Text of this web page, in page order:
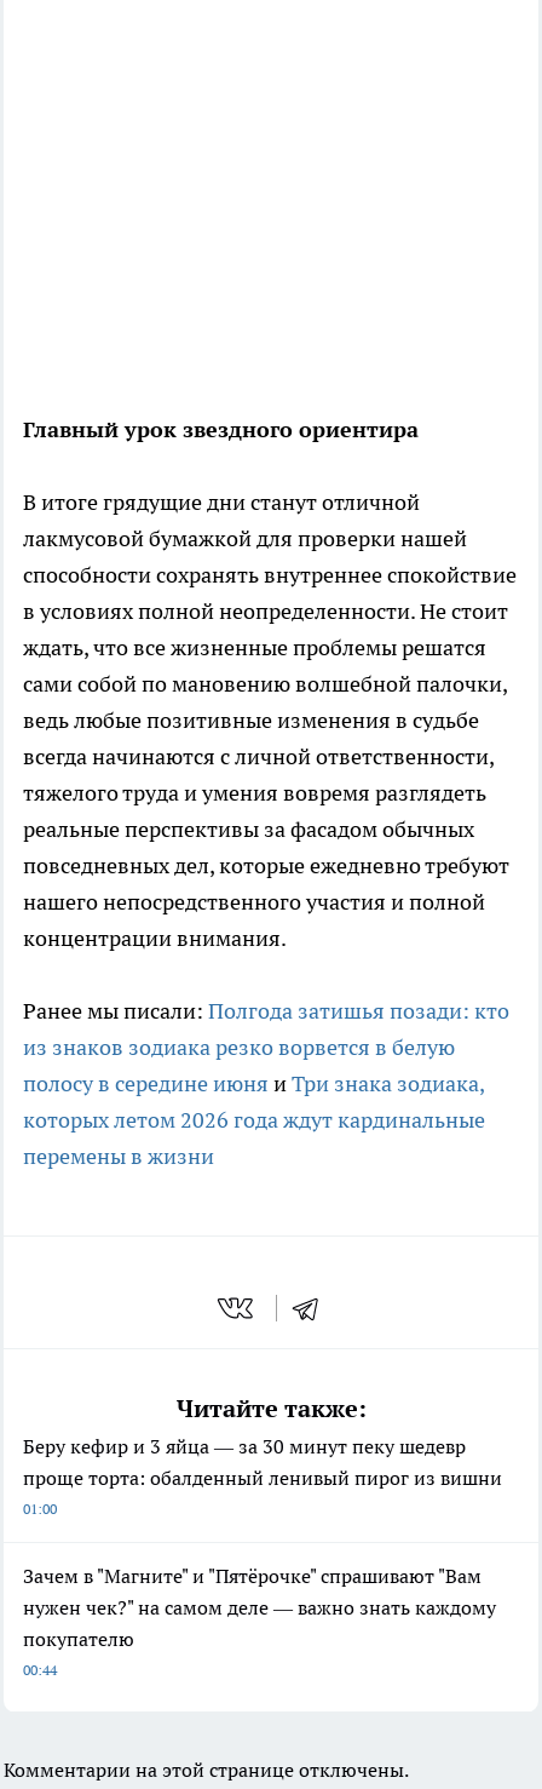
Главный урок звездного ориентира
В итоге грядущие дни станут отличной
лакмусовой бумажкой для проверки нашей
способности сохранять внутреннее спокойствие
в условиях полной неопределенности. Не стоит
ждать, что все жизненные проблемы решатся
сами собой по мановению волшебной палочки,
ведь любые позитивные изменения в судьбе
всегда начинаются с личной ответственности,
тяжелого труда и умения вовремя разглядеть
реальные перспективы за фасадом обычных
повседневных дел, которые ежедневно требуют
нашего непосредственного участия и полной
концентрации внимания.
Ранее мы писали: Полгода затишья позади: кто
из знаков зодиака резко ворвется в белую
полосу в середине июня иТри знака зодиака,
которых летом 2026 года ждут кардинальные
перемены в жизни
Читайте также:
Беру кефир и 3 яйца — за 30 минут пеку шедевр
проще торта: обалденный ленивый пирог из вишни
01:00
Зачем в "Магните" и "Пятёрочке" спрашивают "Вам
нужен чек?" на самом деле — важно знать каждому
покупателю
00:44
Комментарии на этой странице отключены.